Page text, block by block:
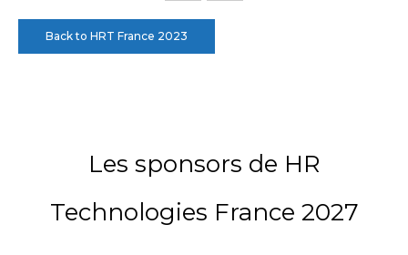
Back to HRT France 2023
Les sponsors de HR
Technologies France 2027